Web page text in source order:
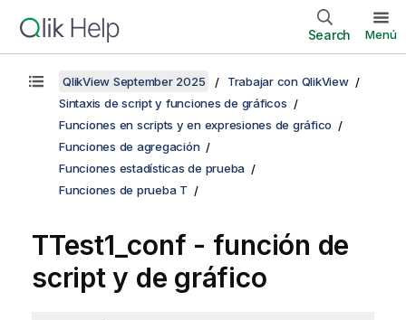
Search Menú
QlikView September 2025
Trabajar con QlikView
Sintaxis de script y funciones de gráficos
Funciones en scripts y en expresiones de gráfico
Funciones de agregación
Funciones estadísticas de prueba
Funciones de prueba T
TTest1_conf - función de
script y de gráfico